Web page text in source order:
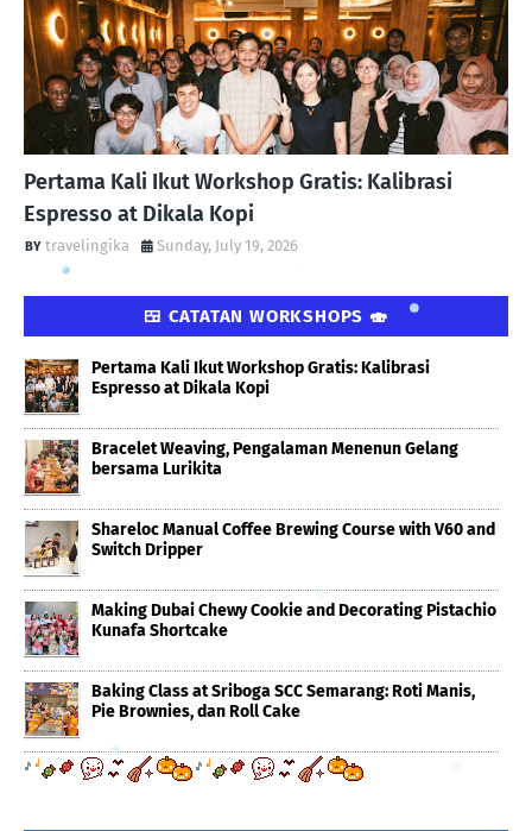
Pertama Kali Ikut Workshop Gratis: Kalibrasi
Espresso at Dikala Kopi
travelingika Sunday, July 19, 2026
🍱 CATATAN WORKSHOPS 🍣
Pertama Kali Ikut Workshop Gratis: Kalibrasi
Espresso at Dikala Kopi
Bracelet Weaving, Pengalaman Menenun Gelang
bersama Lurikita
Shareloc Manual Coffee Brewing Course with V60 and
Switch Dripper
Making Dubai Chewy Cookie and Decorating Pistachio
Kunafa Shortcake
Baking Class at Sriboga SCC Semarang: Roti Manis,
Pie Brownies, dan Roll Cake